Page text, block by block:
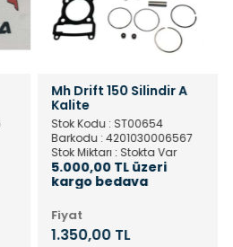
Mh Drift 150 Silindir A
Kalite
Stok Kodu : ST00654
Barkodu : 4201030006567
Stok Miktarı : Stokta Var
5.000,00 TL üzeri
kargo bedava
Fiyat
1.350,00 TL